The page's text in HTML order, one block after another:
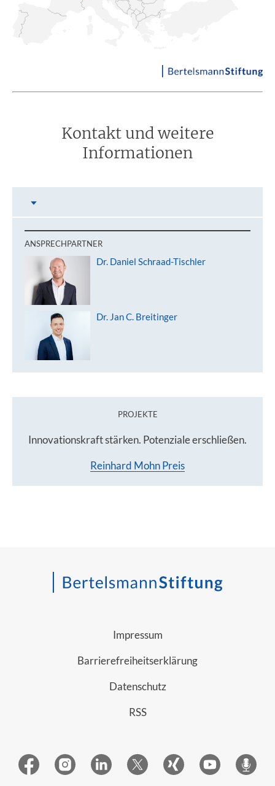
Kontakt und weitere
Informationen
Inhalt auswählen
Kontakt
ANSPRECHPARTNER
Dr. Daniel Schraad-Tischler
Dr. Jan C. Breitinger
PROJEKTE
Innovationskraft stärken. Potenziale erschließen.
Reinhard Mohn Preis
Impressum
Barrierefreiheitserklärung
Datenschutz
RSS